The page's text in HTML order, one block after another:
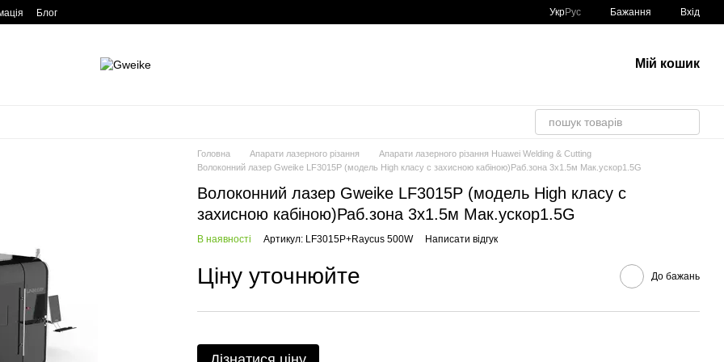
Блог УкрРус Бажання Вхід
Мій кошик
Головна Апарати лазерного різання
Апарати лазерного різання Huawei Welding & Cutting
Волоконний лазер Gweike LF3015P (модель High класу c захисною кабіною)Раб.зона 3x1.5м Мак.ускор1.5G
Волоконний лазер Gweike LF3015P (модель High класу c
захисною кабіною)Раб.зона 3x1.5м Мак.ускор1.5G
В наявності Артикул: LF3015P+Raycus 500W Написати відгук
Ціну уточнюйте До бажань